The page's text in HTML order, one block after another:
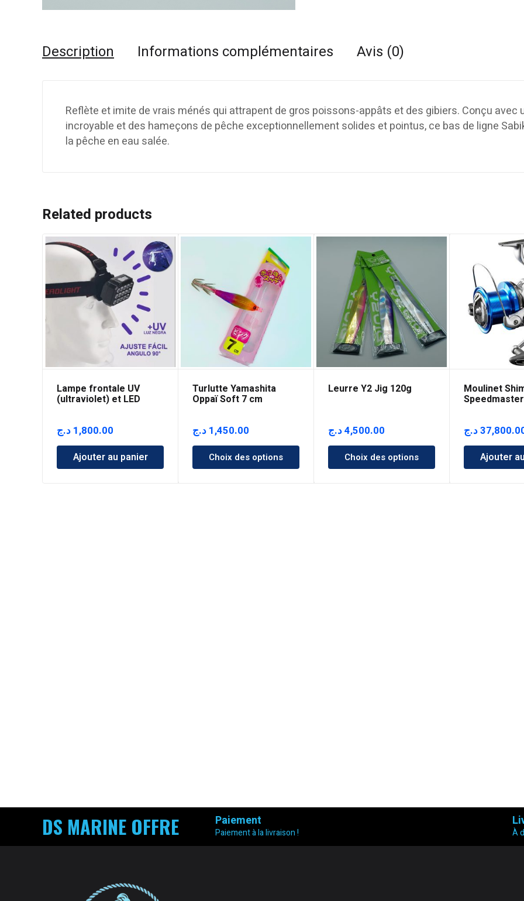
Description Informations complémentaires Avis (0)
Reflète et imite de vrais ménés qui attrapent de gros poissons-appâts et des gibiers. Conçu avec
incroyable et des hameçons de pêche exceptionnellement solides et pointus, ce bas de ligne
la pêche en eau salée.
Related products
Lampe frontale UV
(ultraviolet) et LED
1,800.00 د.ج
Ajouter au panier
Turlutte Yamashita
Oppaï Soft 7 cm
1,450.00 د.ج
Choix des options
Leurre Y2 Jig 120g
4,500.00د.ج
Choix des options
Moulinet
د.ج
Ajouter
DS MARINE OFFRE Paiement
Paiement à la livraison ! À